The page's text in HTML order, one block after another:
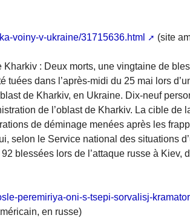
voiny-v-ukraine/31715636.html (site
Kharkiv : Deux morts, une vingtaine de
tuées dans l’après-midi du 25 mai lors
de Kharkiv, en Ukraine. Dix-neuf
de l’oblast de Kharkiv. La cible de
de déminage menées après les
selon le Service national des situations
blessées lors de l’attaque russe à Kiev,
peremiriya-oni-s-tsepi-sorvalisj-
en russe)